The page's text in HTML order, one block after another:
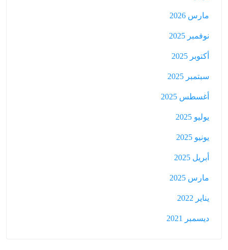
مارس 2026
نوفمبر 2025
أكتوبر 2025
سبتمبر 2025
أغسطس 2025
يوليو 2025
يونيو 2025
أبريل 2025
مارس 2025
يناير 2022
ديسمبر 2021